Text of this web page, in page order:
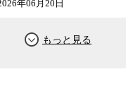
年06月20日